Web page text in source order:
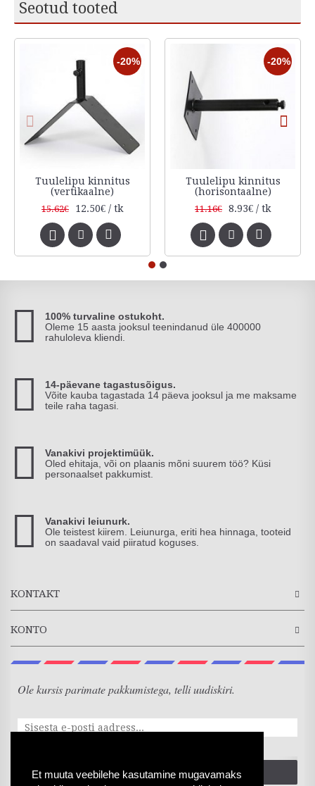
Et muuta veebilehe kasutamine mugavamaks
Seotud tooted
-20%
Tuulelipu kinnitus
(vertikaalne)
15.62€ 12.50€ / tk
-20%
Tuulelipu kinnitus
(horisontaalne)
11.16€ 8.93€ / tk
100% turvaline ostukoht.
Oleme 15 aasta jooksul teenindanud üle 400000
rahuloleva kliendi.
14-päevane tagastusõigus.
Võite kauba tagastada 14 päeva jooksul ja me maksame
teile raha tagasi.
Vanakivi projektimüük.
Oled ehitaja, või on plaanis mõni suurem töö? Küsi
personaalset pakkumist.
Vanakivi leiunurk.
Ole teistest kiirem. Leiunurga, eriti hea hinnaga, tooteid
on saadaval vaid piiratud koguses.
KONTAKT
KONTO
Ole kursis parimate pakkumistega, telli uudiskiri.
SAADA